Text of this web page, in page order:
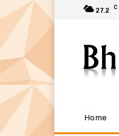
27.2 C
Home